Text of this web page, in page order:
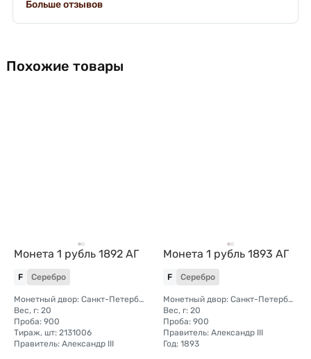
Больше отзывов
Похожие товары
Монета 1 рубль 1892 АГ
F Серебро
Монетный двор: Санкт-Петербургский монетный двор
Вес, г: 20
Проба: 900
Тираж, шт: 2131006
Правитель: Александр III
Монета 1 рубль 1893 АГ
F Серебро
Монетный двор: Санкт-Петербургский монетный двор
Вес, г: 20
Проба: 900
Правитель: Александр III
Год: 1893